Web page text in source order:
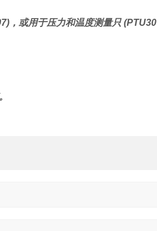
，或用于压力和温度测量只 (PTU30